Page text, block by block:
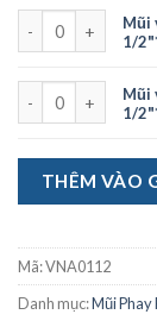
Mũi vét đáy
Mũi
1/
Mũi vét đáy
Mũi
1/
THÊM VÀO
Mã:VNA0112
Danh mục:Mũi Phay